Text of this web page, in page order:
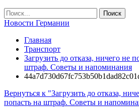
Новости Германии
Главная
Транспорт
Загрузить до отказа, ничего не
штраф. Советы и напоминания
Вернуться к "Загрузить до отказа,
попасть на штраф. Советы и